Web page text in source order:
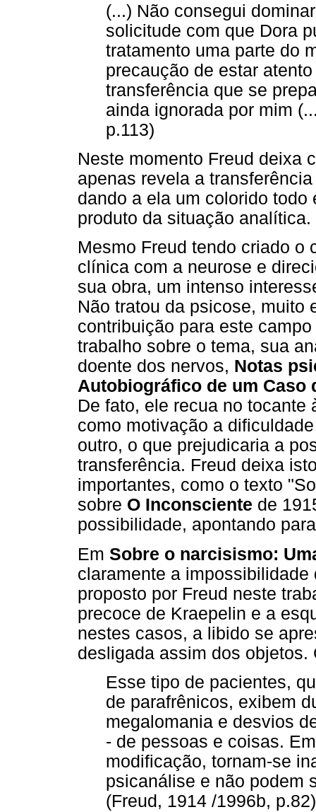
(...) Não consegui
solicitude com que Dora
tratamento uma parte do
precaução de estar
transferência que se
ainda ignorada por mim
p.113)
Neste momento Freud deixa
apenas revela a
dando a ela um colorido
produto da situação analítica.
Mesmo Freud tendo criado o
clínica com a neurose e
sua obra, um intenso
Não tratou da psicose, muito
contribuição para este
trabalho sobre o tema, sua
doente dos nervos, Notas
Autobiográfico de um Caso
De fato, ele recua no
como motivação a
outro, o que prejudicaria a
transferência. Freud deixa
importantes, como o texto
sobre O Inconsciente de
possibilidade, apontando
Em Sobre o narcisismo:
claramente a
proposto por Freud neste
precoce de Kraepelin e a
nestes casos, a libido se
desligada assim dos objetos.
Esse tipo de pacientes,
de parafrênicos, exibem
megalomania e desvios
- de pessoas e coisas.
modificação, tornam-se
psicanálise e não podem
(Freud, 1914 /1996b,